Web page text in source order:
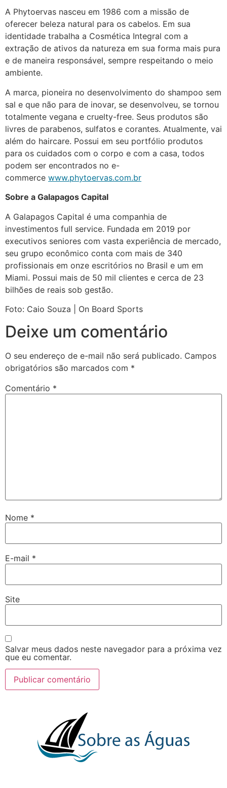
A Phytoervas nasceu em 1986 com a missão de
oferecer beleza natural para os cabelos. Em sua
identidade trabalha a Cosmética Integral com a
extração de ativos da natureza em sua forma mais pura
e de maneira responsável, sempre respeitando o meio
ambiente.
A marca, pioneira no desenvolvimento do shampoo sem
sal e que não para de inovar, se desenvolveu, se tornou
totalmente vegana e cruelty-free. Seus produtos são
livres de parabenos, sulfatos e corantes. Atualmente, vai
além do haircare. Possui em seu portfólio produtos
para os cuidados com o corpo e com a casa, todos
podem ser encontrados no e-
commerce www.phytoervas.com.br
Sobre a Galapagos Capital
A Galapagos Capital é uma companhia de
investimentos full service. Fundada em 2019 por
executivos seniores com vasta experiência de mercado,
seu grupo econômico conta com mais de 340
profissionais em onze escritórios no Brasil e um em
Miami. Possui mais de 50 mil clientes e cerca de 23
bilhões de reais sob gestão.
Foto: Caio Souza | On Board Sports
Deixe um comentário
O seu endereço de e-mail não será publicado. Campos
obrigatórios são marcados com *
Comentário *
Nome *
E-mail *
Site
Salvar meus dados neste navegador para a próxima vez
que eu comentar.